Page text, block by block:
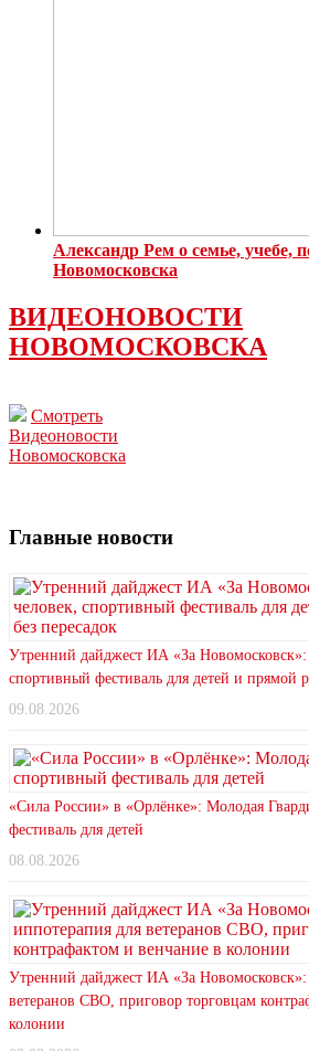
Александр Рем о семье, учебе,
Новомосковска
ВИДЕОНОВОСТИ
НОВОМОСКОВСКА
Смотреть
Видеоновости
Новомосковска
Главные новости
Утренний дайджест ИА «За Новомосковск»:
спортивный фестиваль для детей и прямой
09.08.2026
«Сила России» в «Орлёнке»: Молодая
фестиваль для детей
08.08.2026
Утренний дайджест ИА «За Новомосковск»:
ветеранов СВО, приговор торговцам
колонии